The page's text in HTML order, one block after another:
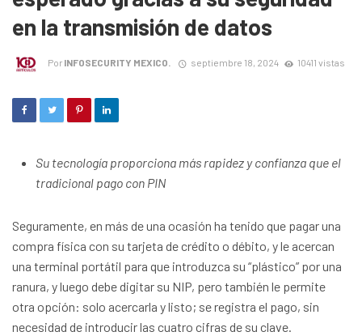
en la transmisión de datos
Por INFOSECURITY MEXICO. septiembre 18, 2024 10411 vistas
Su tecnología proporciona más rapidez y confianza que el
tradicional pago con PIN
Seguramente, en más de una ocasión ha tenido que pagar una
compra física con su tarjeta de crédito o débito, y le acercan
una terminal portátil para que introduzca su “plástico” por una
ranura, y luego debe digitar su NIP, pero también le permite
otra opción: solo acercarla y listo; se registra el pago, sin
necesidad de introducir las cuatro cifras de su clave.